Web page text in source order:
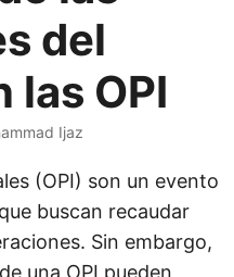
del
las OPI
Ijaz
(OPI) son un evento
buscan recaudar
Sin embargo,
una OPI pueden